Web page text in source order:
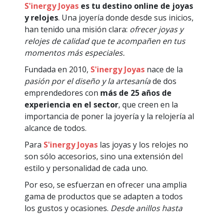
S'inergy Joyas es tu destino online de joyas
y relojes. Una joyería donde desde sus inicios,
han tenido una misión clara: ofrecer joyas y
relojes de calidad que te acompañen en tus
momentos más especiales.
Fundada en 2010, S'inergy Joyas nace de la
pasión por el diseño y la artesaníade dos
emprendedores con más de 25 años de
experiencia en el sector, que creen en la
importancia de poner la joyería y la relojería al
alcance de todos.
Para S'inergy Joyas las joyas y los relojes no
son sólo accesorios, sino una extensión del
estilo y personalidad de cada uno.
Por eso, se esfuerzan en ofrecer una amplia
gama de productos que se adapten a todos
los gustos y ocasiones. Desde anillos hasta